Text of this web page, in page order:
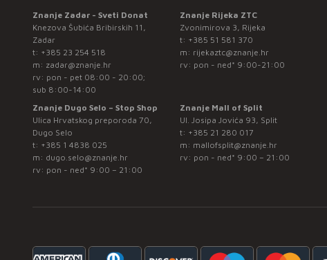
Znanje Zadar - Sveti Donat
Knezova Šubića Bribirskih 11,
Zadar
t: +385 23 254 518
m: zadar@znanje.hr
rv: pon - pet 08:00 - 20:00;
sub 8:00-14:00
Znanje Rijeka ZTC
Zvonimirova 3, Rijeka
t: +385 51 581 370
m: rijekaztc@znanje.hr
rv: pon - ned* 9:00-21:00
Znanje Dugo Selo – Stop Shop
Ulica Hrvatskog preporoda 70,
Dugo Selo
t: +385 1 4838 025
m: dugo.selo@znanje.hr
rv: pon - ned* 9:00 – 21:00
Znanje Mall of Split
Ul. Josipa Jovića 93, Split
t: +385 21 280 017
m: mallofsplit@znanje.hr
rv: pon - ned* 9:00 – 21:00